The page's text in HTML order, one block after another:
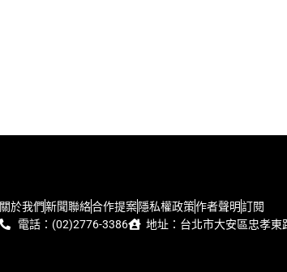
關於我們新聞聯絡合作提案隱私權政策作者聲明訂閱
電話：(02)2776-3386
地址：台北市大安區忠孝東